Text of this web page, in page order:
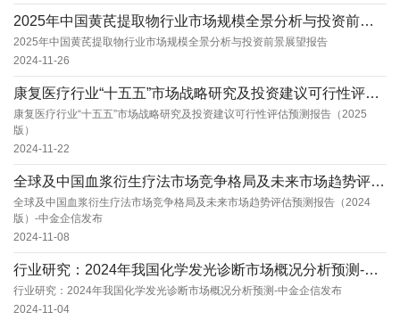
2025年中国黄芪提取物行业市场规模全景分析与投资前景展望报告
2025年中国黄芪提取物行业市场规模全景分析与投资前景展望报告
2024-11-26
康复医疗行业“十五五”市场战略研究及投资建议可行性评估预测报告（2025版）
康复医疗行业“十五五”市场战略研究及投资建议可行性评估预测报告（2025
版）
2024-11-22
全球及中国血浆衍生疗法市场竞争格局及未来市场趋势评估预测报告（2024版）-中金企信发布
全球及中国血浆衍生疗法市场竞争格局及未来市场趋势评估预测报告（2024
版）-中金企信发布
2024-11-08
行业研究：2024年我国化学发光诊断市场概况分析预测-中金企信发布
行业研究：2024年我国化学发光诊断市场概况分析预测-中金企信发布
2024-11-04